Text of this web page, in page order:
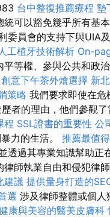
台中整復推薦療程 墊
可以豁免幾乎所有基本
委員會的支持下與UIA
人工植牙技術解析 On-
平等權、參與公共和政
創意下午茶外燴選擇 新
策略 我們要求即使在危
者的理由，他們參觀了
程 SSL證書的重要性 公
力的生活。 推薦最值
過其專業知識幫助正
律師執業自由和侵犯律
建議 提供量身打造的
選 涉及律師整體或個
康與美容的醫美皮膚科